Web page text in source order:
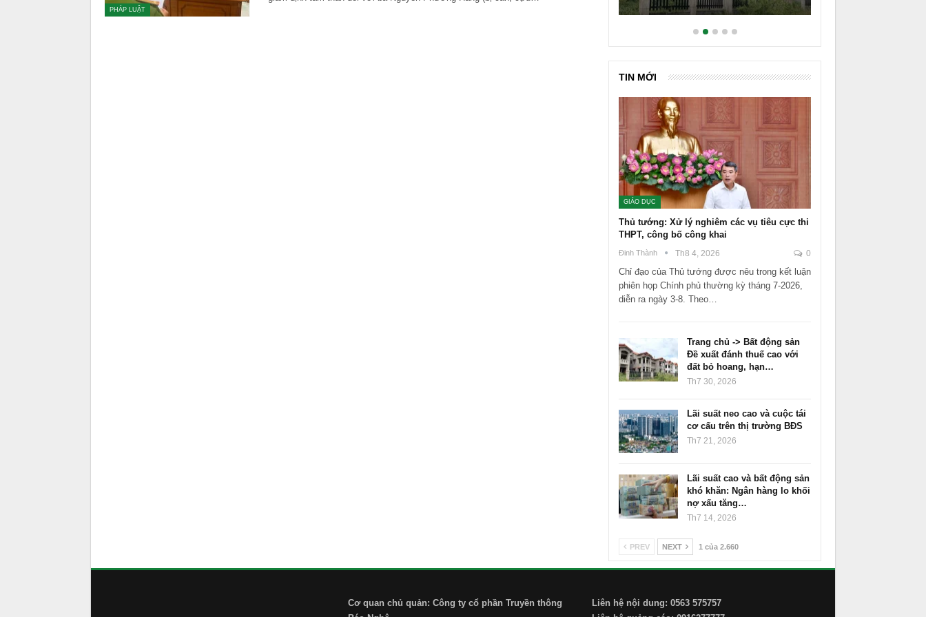
PHÁP LUẬT
TIN MỚI
GIÁO DỤC
Thủ tướng: Xử lý nghiêm các vụ tiêu cực thi
THPT, công bố công khai
Đinh Thành Th8 4, 2026 0
Chỉ đạo của Thủ tướng được nêu trong kết luận
phiên họp Chính phủ thường kỳ tháng 7-2026,
diễn ra ngày 3-8. Theo…
Trang chủ -> Bất động sản
Đề xuất đánh thuế cao với
đất bỏ hoang, hạn…
Th7 30, 2026
Lãi suất neo cao và cuộc tái
cơ cấu trên thị trường BĐS
Th7 21, 2026
Lãi suất cao và bất động sản
khó khăn: Ngân hàng lo khối
nợ xấu tăng…
Th7 14, 2026
PREV NEXT 1 của 2.660
Cơ quan chủ quản: Công ty cổ phần Truyền thông
Liên hệ nội dung: 0563 575757